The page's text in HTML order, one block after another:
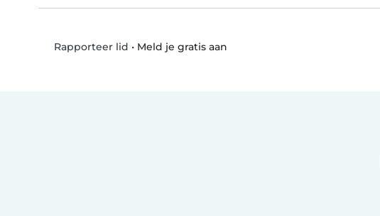
Rapporteer lid • Meld je gratis aan